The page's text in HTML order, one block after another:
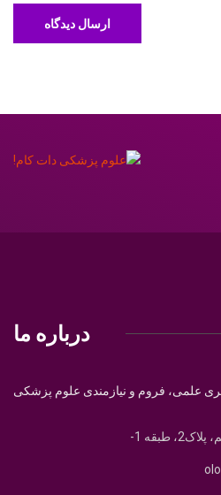
درباره ما
علمی، فروم و نیازمندی علوم پزشکی
طبقه 1-